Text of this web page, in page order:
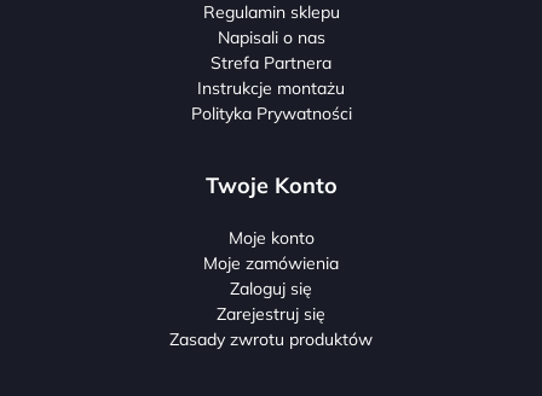
Regulamin sklepu
Napisali o nas
Strefa Partnera
Instrukcje montażu
Polityka Prywatności
Twoje Konto
Moje konto
Moje zamówienia
Zaloguj się
Zarejestruj się
Zasady zwrotu produktów